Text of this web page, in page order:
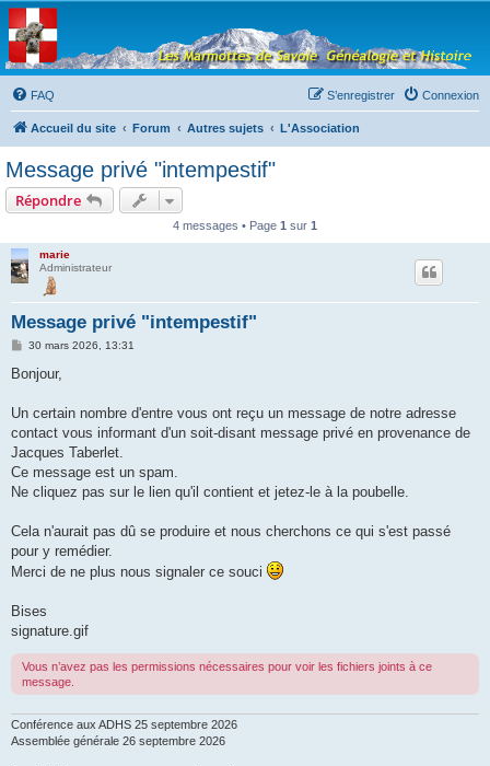
Les Marmottes de
Savoie
Forum d'entraide généalogique
FAQ
Connexion
S’enregistrer
Accueil du site Forum Autres sujets L'Association
Message privé "intempestif"
Répondre
4 messages • Page 1 sur 1
marie
Administrateur
Message privé "intempestif"
M
s
g
30 mars 2026, 13:31
Bonjour,
Un certain nombre d'entre vous ont reçu un message de notre adresse
contact vous informant d'un soit-disant message privé en provenance de
Jacques Taberlet.
Ce message est un spam.
Ne cliquez pas sur le lien qu'il contient et jetez-le à la poubelle.
Cela n'aurait pas dû se produire et nous cherchons ce qui s'est passé
pour y remédier.
Merci de ne plus nous signaler ce souci
Bises
signature.gif
Vous n’avez pas les permissions nécessaires pour voir les fichiers joints à ce
message.
Conférence aux ADHS 25 septembre 2026
Assemblée générale 26 septembre 2026